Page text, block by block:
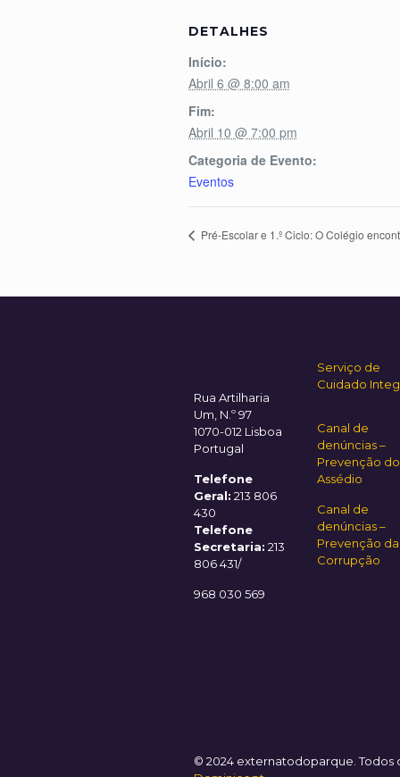
DETALHES
Início:
Abril 6 @ 8:00 am
Fim:
Abril 10 @ 7:00 pm
Categoria de Evento:
Eventos
Pré-Escolar e 1.º Ciclo: O Colégio
Rua Artilharia
Um, N.º 97
1070-012 Lisboa
Portugal
Telefone
Geral: 213 806
430
Telefone
Secretaria: 213
806 431/
968 030 569
Serviço de
Cuidado
Canal de
denúncias –
Prevenção do
Assédio
Canal de
denúncias –
Prevenção da
Corrupção
© 2024 externatodoparque. Todos